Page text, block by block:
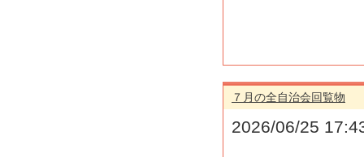
７月の全自治会回覧物
2026/06/25